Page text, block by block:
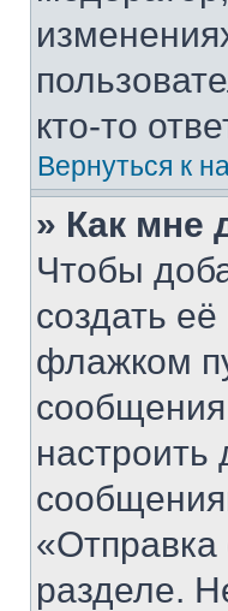
кто-то
Вернуться к
» Как мне
Чтобы
создать
флажком
разделе.